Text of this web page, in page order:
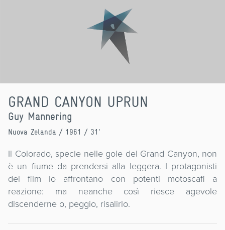
GRAND CANYON UPRUN
Guy Mannering
Nuova Zelanda / 1961 / 31'
Il Colorado, specie nelle gole del Grand Canyon, non
è un fiume da prendersi alla leggera. I protagonisti
del film lo affrontano con potenti motoscafi a
reazione: ma neanche così riesce agevole
discenderne o, peggio, risalirlo.